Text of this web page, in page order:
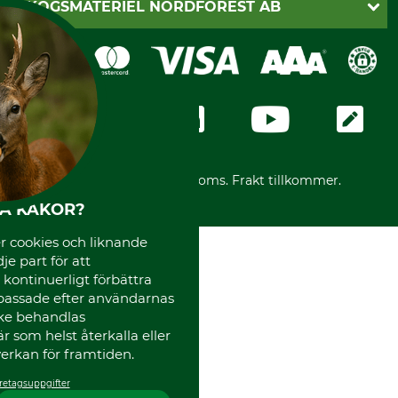
Sagverkskatalog
Köpvillkor - 2025-06-18
Dataskydd
Integritetspolicy
Ångerrätt
Ångerrätt för din beställning
Reklamationer
Frakter
Faktura
Swish
SKOGSMATERIEL NORDFOREST AB
Om oss
GRUBE-Gruppen
Företagsuppgifter
Karriär
Vår personal
Varumärken
Mässor
Instagram TOS
Media
Code of Conduct
*Alla priser inklusive moms. Frakt tillkommer.
KAKOR?
cookies och liknande
part för att
kontinuerligt förbättra
efter användarnas
behandlas
som helst återkalla eller
för framtiden.